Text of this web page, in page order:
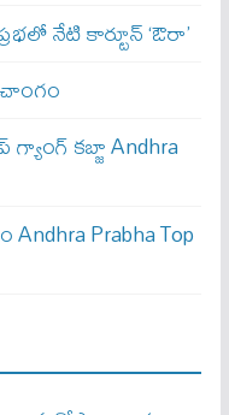
నేటి కార్టూన్ ‘ఔరా’
గ్యాంగ్ క‌బ్జా Andhra
Prabha Top